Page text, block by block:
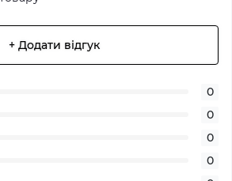
+ Додати відгук
0
0
0
0